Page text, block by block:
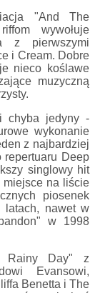
"And The
wywołuje
z pierwszymi
i Cream. Dobre
nieco koślawe
muzyczną
chyba jedyny -
wykonanie
z najbardziej
repertuaru Deep
singlowy hit
na liście
piosenek
latach, nawet w
w 1998
Rainy Day" z
Evansowi,
Benetta i The